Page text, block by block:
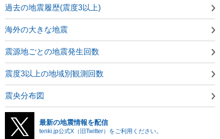
過去の地震履歴(震度3以上)
海外の大きな地震
震源地ごとの地震発生回数
震度3以上の地域別観測回数
震央分布図
最新の地震情報を配信
tenki.jp公式X（旧Twitter）をご利用ください。